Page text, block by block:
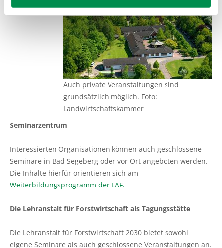
Auch private Veranstaltungen sind
grundsätzlich möglich. Foto:
Landwirtschaftskammer
Seminarzentrum
Interessierten Organisationen können auch geschlossene
Seminare in Bad Segeberg oder vor Ort angeboten werden.
Die Inhalte hierfür orientieren sich am
Weiterbildungsprogramm der LAF.
Die Lehranstalt für Forstwirtschaft als Tagungsstätte
Die Lehranstalt für Forstwirtschaft 2030 bietet sowohl
eigene Seminare als auch geschlossene Veranstaltungen an.